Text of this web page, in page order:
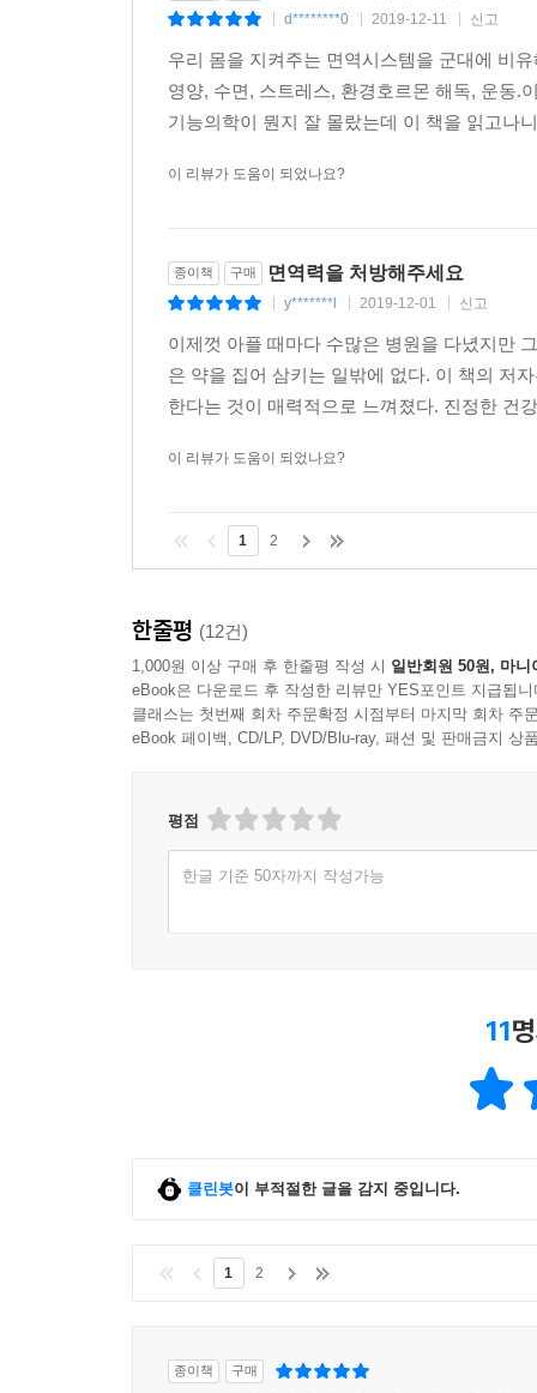
d********0 2019-12-11 신고
우리 몸을 지켜주는 면역시스템을 군대에 비
영양, 수면, 스트레스, 환경호르몬 해독, 운동.
기능의학이 뭔지 잘 몰랐는데 이 책을 읽고나
이 리뷰가 도움이 되었나요?
종이책 구매 면역력을 처방해주세요
y*******l 2019-12-01 신고
이제껏 아플 때마다 수많은 병원을 다녔지만
은 약을 집어 삼키는 일밖에 없다. 이 책의 저
한다는 것이 매력적으로 느껴졌다. 진정한 건
이 리뷰가 도움이 되었나요?
1 2
한줄평 (12건)
1,000원 이상 구매 후 한줄평 작성 시 일반회원 50원, 마니
eBook은 다운로드 후 작성한 리뷰만 YES포인트 지급됩니
클래스는 첫번째 회차 주문확정 시점부터 마지막 회차 주
eBook 페이백, CD/LP, DVD/Blu-ray, 패션 및 판매금지 상
평점
한글 기준 50자까지 작성가능
11
클린봇이 부적절한 글을 감지 중입니다.
1 2
종이책 구매